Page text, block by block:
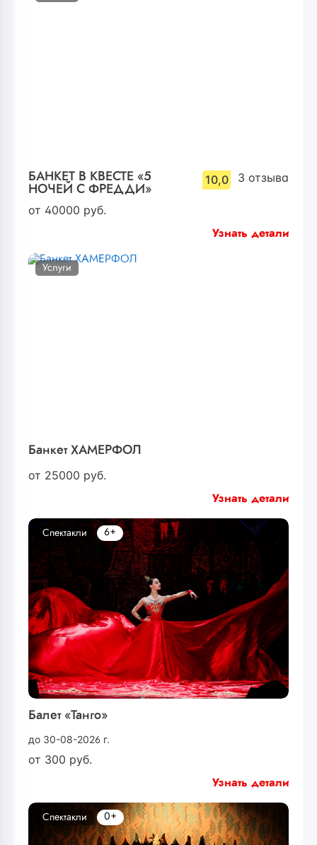
БАНКЕТ В КВЕСТЕ «5
НОЧЕЙ С ФРЕДДИ»
10,0 3 отзыва
от 40000 руб.
Узнать детали
Банкет ХАМЕРФОЛ
от 25000 руб.
Услуги
Узнать детали
Балет «Танго»
до 30-08-2026 г.
от 300 руб.
Спектакли 6+
Узнать детали
Спектакли 0+